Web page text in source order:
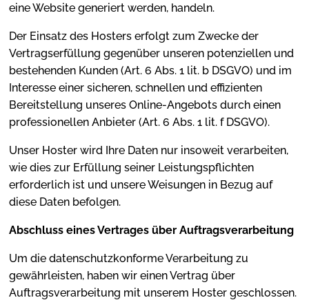
eine Website generiert werden, handeln.
Der Einsatz des Hosters erfolgt zum Zwecke der
Vertragserfüllung gegenüber unseren potenziellen und
bestehenden Kunden (Art. 6 Abs. 1 lit. b DSGVO) und im
Interesse einer sicheren, schnellen und effizienten
Bereitstellung unseres Online-Angebots durch einen
professionellen Anbieter (Art. 6 Abs. 1 lit. f DSGVO).
Unser Hoster wird Ihre Daten nur insoweit verarbeiten,
wie dies zur Erfüllung seiner Leistungspflichten
erforderlich ist und unsere Weisungen in Bezug auf
diese Daten befolgen.
Abschluss eines Vertrages über Auftragsverarbeitung
Um die datenschutzkonforme Verarbeitung zu
gewährleisten, haben wir einen Vertrag über
Auftragsverarbeitung mit unserem Hoster geschlossen.